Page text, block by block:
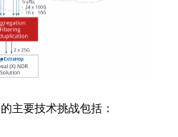
主要技术挑战包括：